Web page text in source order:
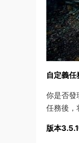
自定義任
你是否發
任務後，
版本